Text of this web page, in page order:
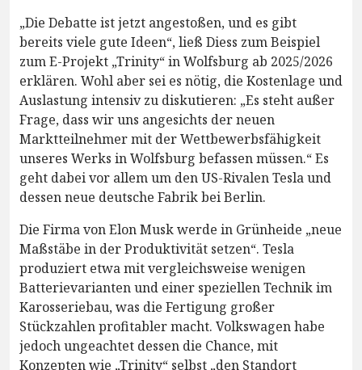
„Die Debatte ist jetzt angestoßen, und es gibt
bereits viele gute Ideen“, ließ Diess zum Beispiel
zum E-Projekt „Trinity“ in Wolfsburg ab 2025/2026
erklären. Wohl aber sei es nötig, die Kostenlage und
Auslastung intensiv zu diskutieren: „Es steht außer
Frage, dass wir uns angesichts der neuen
Marktteilnehmer mit der Wettbewerbsfähigkeit
unseres Werks in Wolfsburg befassen müssen.“ Es
geht dabei vor allem um den US-Rivalen Tesla und
dessen neue deutsche Fabrik bei Berlin.
Die Firma von Elon Musk werde in Grünheide „neue
Maßstäbe in der Produktivität setzen“. Tesla
produziert etwa mit vergleichsweise wenigen
Batterievarianten und einer speziellen Technik im
Karosseriebau, was die Fertigung großer
Stückzahlen profitabler macht. Volkswagen habe
jedoch ungeachtet dessen die Chance, mit
Konzepten wie „Trinity“ selbst „den Standort